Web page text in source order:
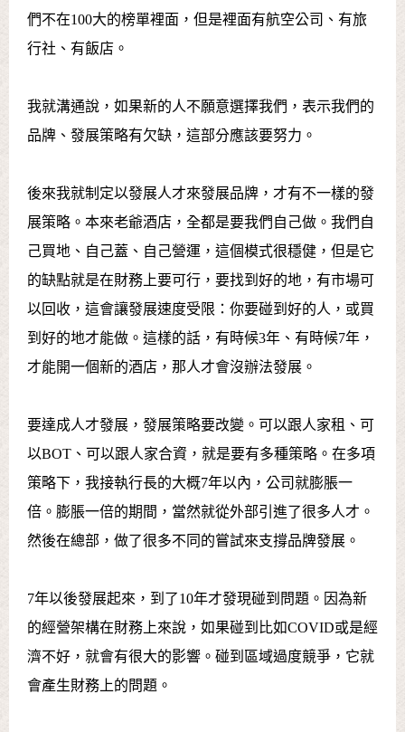
們不在100大的榜單裡面，但是裡面有航空公司、有旅
行社、有飯店。
我就溝通說，如果新的人不願意選擇我們，表示我們的
品牌、發展策略有欠缺，這部分應該要努力。
後來我就制定以發展人才來發展品牌，才有不一樣的發
展策略。本來老爺酒店，全都是要我們自己做。我們自
己買地、自己蓋、自己營運，這個模式很穩健，但是它
的缺點就是在財務上要可行，要找到好的地，有市場可
以回收，這會讓發展速度受限：你要碰到好的人，或買
到好的地才能做。這樣的話，有時候3年、有時候7年，
才能開一個新的酒店，那人才會沒辦法發展。
要達成人才發展，發展策略要改變。可以跟人家租、可
以BOT、可以跟人家合資，就是要有多種策略。在多項
策略下，我接執行長的大概7年以內，公司就膨脹一
倍。膨脹一倍的期間，當然就從外部引進了很多人才。
然後在總部，做了很多不同的嘗試來支撐品牌發展。
7年以後發展起來，到了10年才發現碰到問題。因為新
的經營架構在財務上來說，如果碰到比如COVID或是經
濟不好，就會有很大的影響。碰到區域過度競爭，它就
會產生財務上的問題。